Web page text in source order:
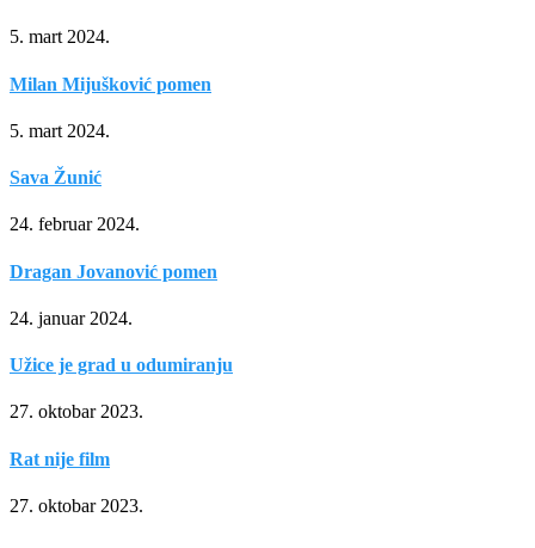
5. mart 2024.
Milan Mijušković pomen
5. mart 2024.
Sava Žunić
24. februar 2024.
Dragan Jovanović pomen
24. januar 2024.
Užice je grad u odumiranju
27. oktobar 2023.
Rat nije film
27. oktobar 2023.